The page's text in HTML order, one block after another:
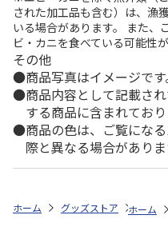
された加工品も含む）は、漁
いる場合があります。 また、
ビ・カニを食べている可能性が
その他
商品写真はイメージです
商品内容として記載さ
する商品に含まれており
商品の色は、ご覧にな
際と異なる場合がありま
ホーム グッズストア スポ
ホーム